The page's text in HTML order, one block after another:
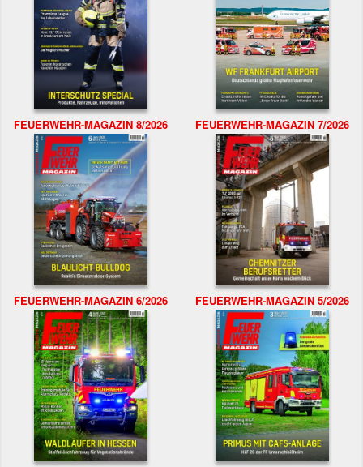
FEUERWEHR-MAGAZIN 8/2026 FEUERWEHR-MAGAZIN 7/2026
FEUERWEHR-MAGAZIN 6/2026 FEUERWEHR-MAGAZIN 5/2026